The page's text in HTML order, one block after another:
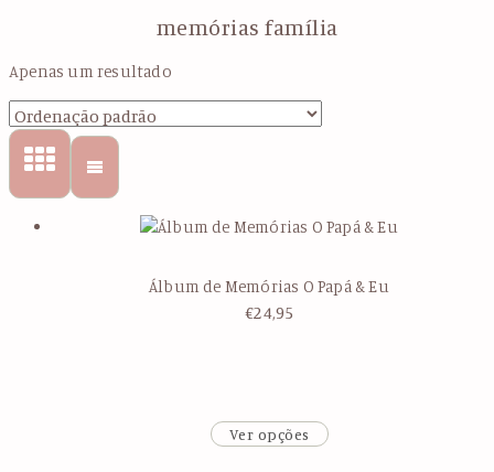
memórias família
Apenas um resultado
Álbum de Memórias O Papá & Eu
€24,95
Ver opções